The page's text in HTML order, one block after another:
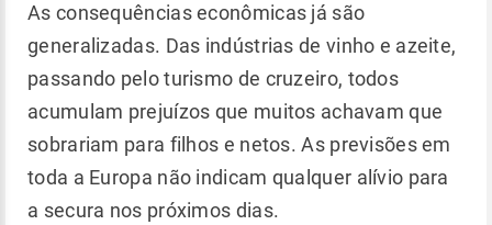
As consequências econômicas já são
generalizadas. Das indústrias de vinho e azeite,
passando pelo turismo de cruzeiro, todos
acumulam prejuízos que muitos achavam que
sobrariam para filhos e netos. As previsões em
toda a Europa não indicam qualquer alívio para
a secura nos próximos dias.